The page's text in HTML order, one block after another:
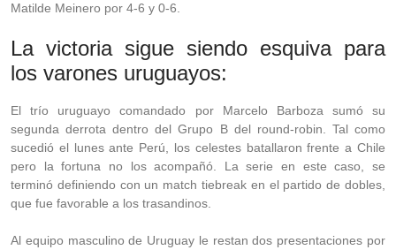
Matilde Meinero por 4-6 y 0-6.
La victoria sigue siendo esquiva para
los varones uruguayos:
El trío uruguayo comandado por Marcelo Barboza sumó su
segunda derrota dentro del Grupo B del round-robin. Tal como
sucedió el lunes ante Perú, los celestes batallaron frente a Chile
pero la fortuna no los acompañó. La serie en este caso, se
terminó definiendo con un match tiebreak en el partido de dobles,
que fue favorable a los trasandinos.
Al equipo masculino de Uruguay le restan dos presentaciones por